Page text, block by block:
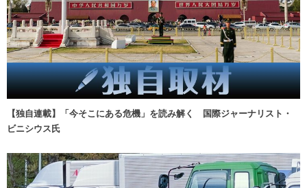
【独自連載】「今そこにある危機」を読み解く 国際ジャーナリスト・
ビニシウス氏